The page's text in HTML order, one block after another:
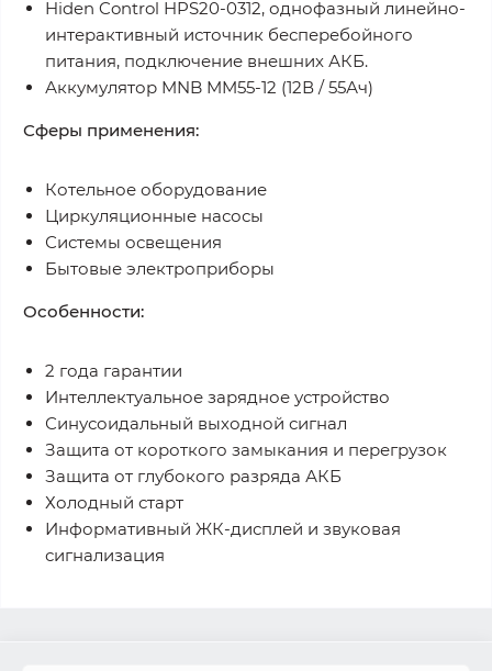
Hiden Control HPS20-0312, однофазный линейно-
интерактивный источник бесперебойного
питания, подключение внешних АКБ.
Аккумулятор MNB MM55-12 (12В / 55Ач)
Сферы применения:
Котельное оборудование
Циркуляционные насосы
Системы освещения
Бытовые электроприборы
Особенности:
2 года гарантии
Интеллектуальное зарядное устройство
Синусоидальный выходной сигнал
Защита от короткого замыкания и перегрузок
Защита от глубокого разряда АКБ
Холодный старт
Информативный ЖК-дисплей и звуковая
сигнализация